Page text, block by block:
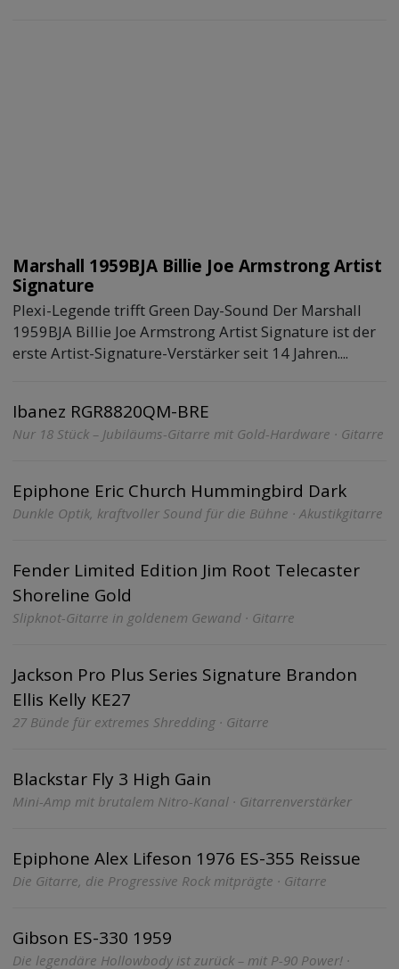
Marshall 1959BJA Billie Joe Armstrong Artist
Signature
Plexi-Legende trifft Green Day-Sound Der Marshall
1959BJA Billie Joe Armstrong Artist Signature ist der
erste Artist-Signature-Verstärker seit 14 Jahren....
Ibanez RGR8820QM-BRE
Nur 18 Stück – Jubiläums-Gitarre mit Gold-Hardware · Gitarre
Epiphone Eric Church Hummingbird Dark
Dunkle Optik, kraftvoller Sound für die Bühne · Akustikgitarre
Fender Limited Edition Jim Root Telecaster
Shoreline Gold
Slipknot-Gitarre in goldenem Gewand · Gitarre
Jackson Pro Plus Series Signature Brandon
Ellis Kelly KE27
27 Bünde für extremes Shredding · Gitarre
Blackstar Fly 3 High Gain
Mini-Amp mit brutalem Nitro-Kanal · Gitarrenverstärker
Epiphone Alex Lifeson 1976 ES-355 Reissue
Die Gitarre, die Progressive Rock mitprägte · Gitarre
Gibson ES-330 1959
Die legendäre Hollowbody ist zurück – mit P-90 Power! ·